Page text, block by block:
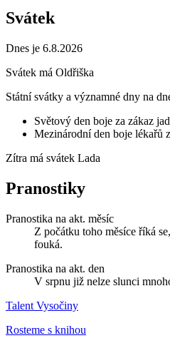
Svátek
Dnes je 6.8.2026
Svátek má Oldřiška
Státní svátky a významné dny na
Světový den boje za zákaz
Mezinárodní den boje lékařů
Zítra má svátek Lada
Pranostiky
Pranostika na akt. měsíc
Z počátku toho měsíce říká
fouká.
Pranostika na akt. den
V srpnu již nelze slunci
Talent Vysočiny
Rosteme s knihou